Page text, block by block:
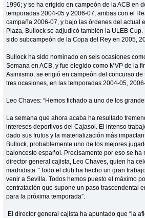
1996; y se ha erigido en campeón de la ACB en
temporadas 2004-05 y 2006-07, ambas con el
campaña 2006-07, y bajo las órdenes del actual
Plaza, Bullock se adjudicó también la ULEB
sido subcampeón de la Copa del Rey en 2005,
Bullock ha sido nominado en seis ocasiones
Semana en ACB, y fue elegido como MVP de la
Asimismo, se erigió en campeón del concurso
tres ocasiones, en las temporadas 2004-05,
Leo Chaves: “Hemos fichado a uno de los
La semana que ahora acaba ha resultado
intereses deportivos del Cajasol. El intenso
dado sus frutos y la materialización más
Bullock, probablemente uno de los mejores
baloncesto español. Precisamente por eso se ha
director general cajista, Leo Chaves, quien ha
madridista: “Todo el club ha hecho un gran
venir a Sevilla. Todos hemos puesto el máximo
contratación que supone un paso trascendental
para la próxima temporada”.
El director general cajista ha apuntado que “la